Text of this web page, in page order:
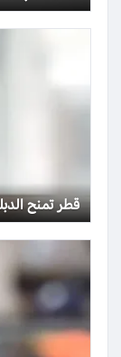
قطر تمنح